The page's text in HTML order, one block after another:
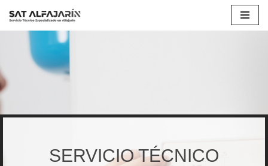
Saltar
contenido
SERVICIO TÉCNICO